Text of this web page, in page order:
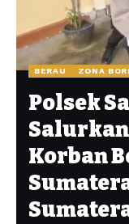
BERAU ZONA
Polsek
Korban